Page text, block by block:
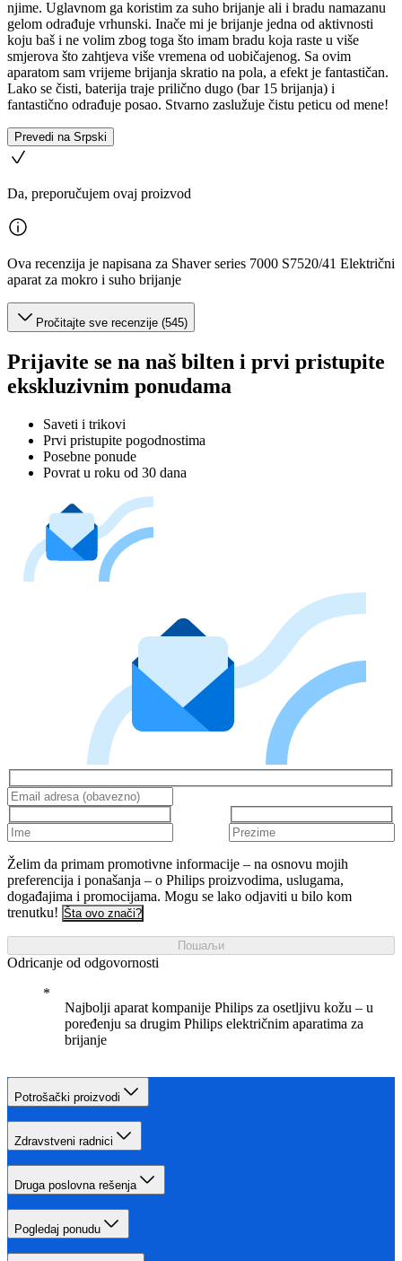
njime. Uglavnom ga koristim za suho brijanje ali i bradu namazanu
gelom odrađuje vrhunski. Inače mi je brijanje jedna od aktivnosti
koju baš i ne volim zbog toga što imam bradu koja raste u više
smjerova što zahtjeva više vremena od uobičajenog. Sa ovim
aparatom sam vrijeme brijanja skratio na pola, a efekt je fantastičan.
Lako se čisti, baterija traje prilično dugo (bar 15 brijanja) i
fantastično odrađuje posao. Stvarno zaslužuje čistu peticu od mene!
Prevedi na Srpski
Da, preporučujem ovaj proizvod
Ova recenzija je napisana za Shaver series 7000 S7520/41 Električni
aparat za mokro i suho brijanje
Pročitajte sve recenzije (545)
Prijavite se na naš bilten i prvi pristupite
ekskluzivnim ponudama
Saveti i trikovi
Prvi pristupite pogodnostima
Posebne ponude
Povrat u roku od 30 dana
Želim da primam promotivne informacije – na osnovu mojih
preferencija i ponašanja – o Philips proizvodima, uslugama,
događajima i promocijama. Mogu se lako odjaviti u bilo kom
trenutku! Šta ovo znači?
Пошаљи
Odricanje od odgovornosti
Najbolji aparat kompanije Philips za osetljivu kožu – u
poređenju sa drugim Philips električnim aparatima za
brijanje
Potrošački proizvodi
Zdravstveni radnici
Druga poslovna rešenja
Pogledaj ponudu